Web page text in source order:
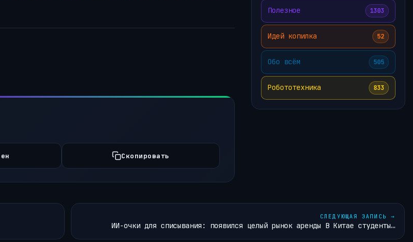
Скопировать
Полезное 1303
Идей копилка 52
Обо всём 505
Робототехника 833
СЛЕДУЮЩАЯ ЗАПИСЬ →
ИИ-очки для списывания: появился целый рынок аренды В Китае студенты…